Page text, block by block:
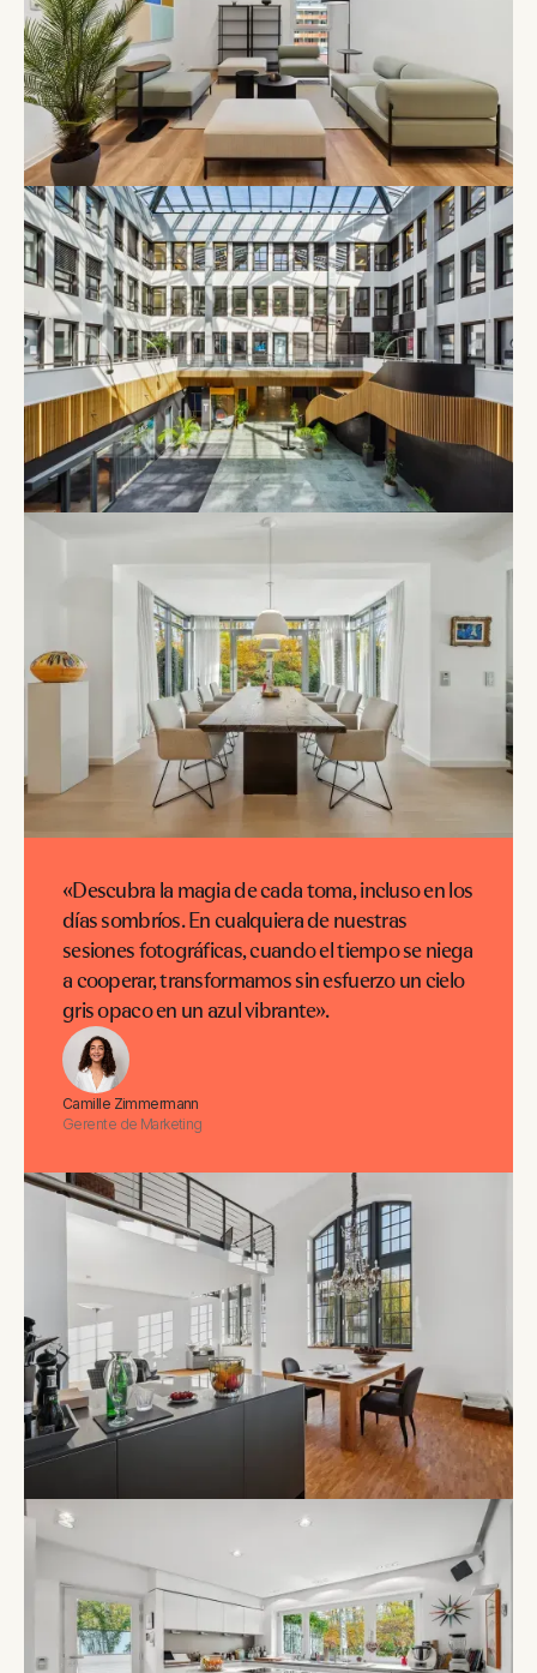
«Descubra la magia de cada toma, incluso en los
días sombríos. En cualquiera de nuestras
sesiones fotográficas, cuando el tiempo se niega
a cooperar, transformamos sin esfuerzo un cielo
gris opaco en un azul vibrante».
Camille Zimmermann
Gerente de Marketing